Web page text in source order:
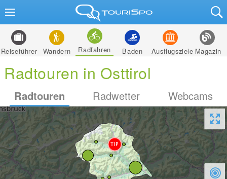
Reiseführer Wandern Radfahren Baden Ausflugsziele Magazin
Radtouren in Osttirol
Radtouren Radwetter Webcams